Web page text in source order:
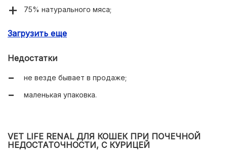
75% натурального мяса;
гипоаллергенный;
подходит для пожилых кошек.
Загрузить еще
Недостатки
не везде бывает в продаже;
маленькая упаковка.
VET LIFE RENAL ДЛЯ КОШЕК ПРИ ПОЧЕЧНОЙ
НЕДОСТАТОЧНОСТИ, С КУРИЦЕЙ